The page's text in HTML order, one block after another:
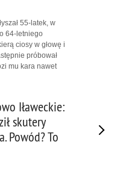
55-latek, w
64-letniego
ciosy w głowę i
próbował
mu kara nawet
Iławeckie:
skutery
Powód? To